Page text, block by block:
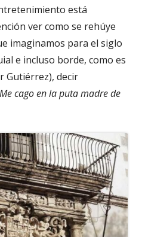
está
ver como se rehúye
imaginamos para el siglo
e incluso borde, como es
Gutiérrez), decir
Me cago en la puta madre de